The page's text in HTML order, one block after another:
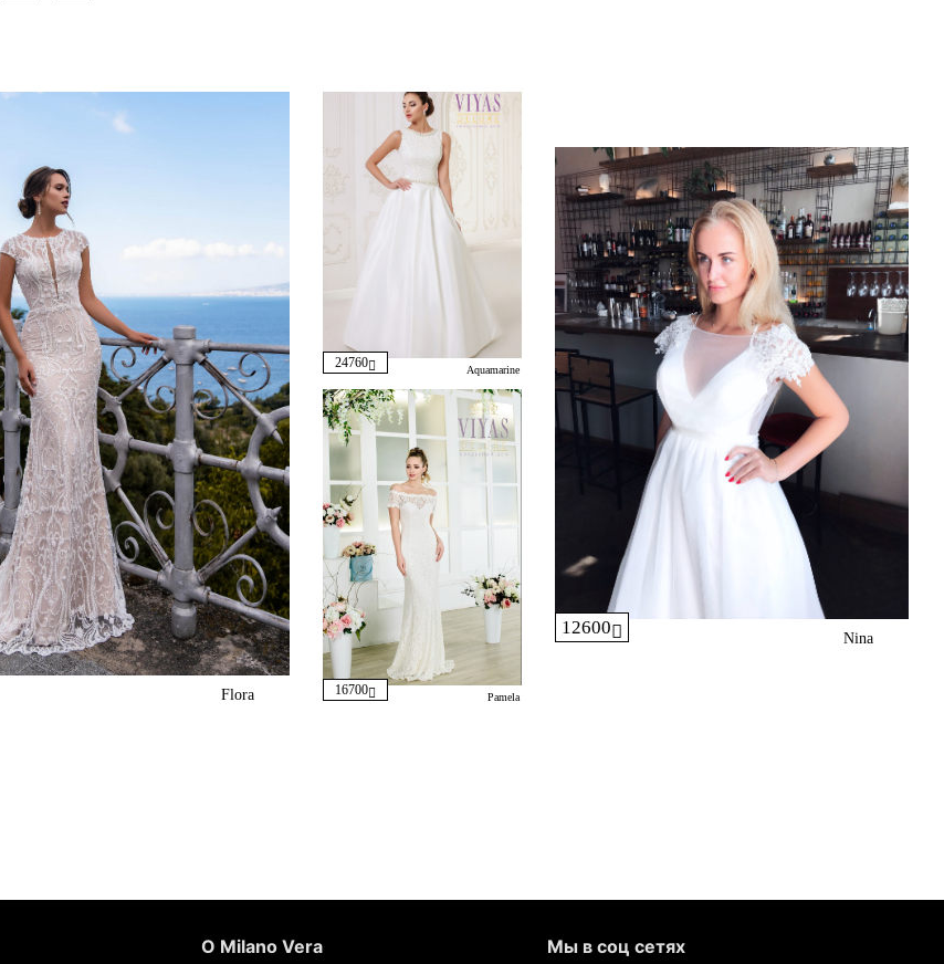
Flora
24760 Aquamarine
16700 Pamela
12600
Nina
О Milano Vera
Мы в соц сетях